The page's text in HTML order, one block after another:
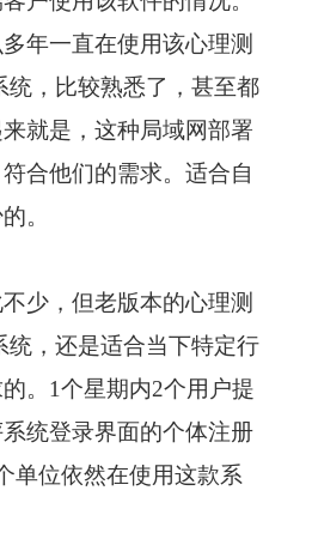
年一直在使用该心理测
统，比较熟悉了，甚至都
就是，这种局域网部署
合他们的需求。适合自
。
少，但老版本的心理测
统，还是适合当下特定行
。1个星期内2个用户提
统登录界面的个体注册
单位依然在使用这款系